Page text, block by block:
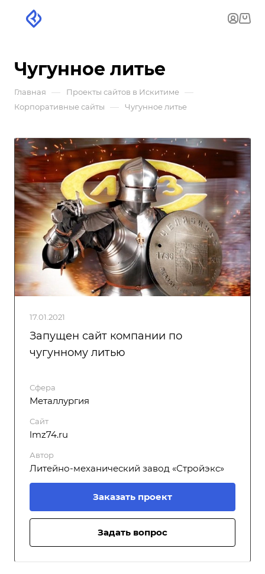
Чугунное литье
Главная — Проекты сайтов в Искитиме —
Корпоративные сайты — Чугунное литье
17.01.2021
Запущен сайт компании по
чугунному литью
Сфера
Металлургия
Сайт
lmz74.ru
Автор
Литейно-механический завод «Стройэкс»
Заказать проект
Задать вопрос